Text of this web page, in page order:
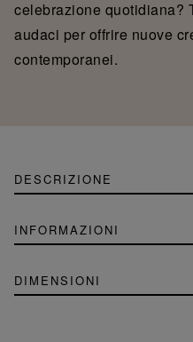
celebrazione quotidiana?
audaci per offrire nuove
contemporanei.
DESCRIZIONE
INFORMAZIONI
DIMENSIONI